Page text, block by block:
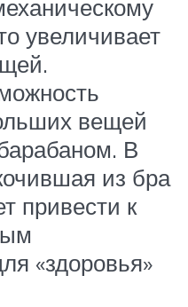
увеличивает
вещей
В
из бра
привести к
«здоровья»